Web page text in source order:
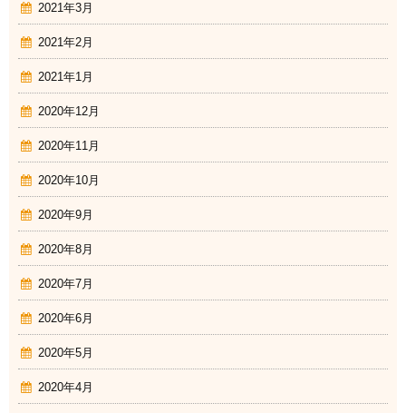
2021年3月
2021年2月
2021年1月
2020年12月
2020年11月
2020年10月
2020年9月
2020年8月
2020年7月
2020年6月
2020年5月
2020年4月